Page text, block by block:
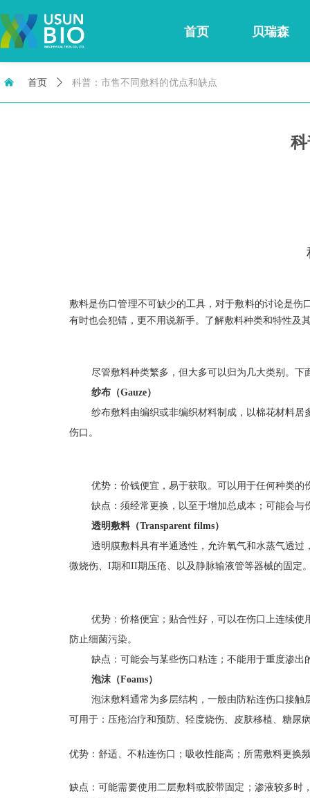
首页 贝瑞森
敷料是伤口管理不可缺少的工具，对于敷料的讨论是
有时也会犯错，更不用说新手。了解敷料种类和特性及
尽管敷料种类繁多，但大多可以归为几大类别。
纱布（Gauze）
纱布敷料由编织或非编织材料制成，以棉花材料
伤口。
优势：价钱便宜，易于获取。可以用于任何种类的
缺点：须经常更换，以至于增加总成本；可能会
透明敷料（Transparent films）
透明膜敷料具有半通透性，允许氧气和水蒸气透过
微烧伤、I期和II期压疮、以及静脉输液管等器械的固定
优势：价格便宜；贴合性好，可以在伤口上连续
防止细菌污染。
缺点：可能会与某些伤口粘连；不能用于重度渗
泡沫（Foams）
泡沫敷料通常为多层结构，一般由防粘连伤口接触
可用于：压疮治疗和预防、轻度烧伤、皮肤移植、糖尿
优势：舒适、不粘连伤口；吸收性能高；所需敷料更换
缺点：可能需要使用二层敷料或胶带固定；渗液较多
낀 首页 ꄲ 科普：市售不同敷料的优点和缺点